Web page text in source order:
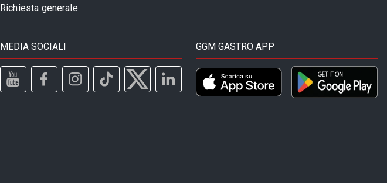
Richiesta generale
MEDIA SOCIALI GGM GASTRO APP